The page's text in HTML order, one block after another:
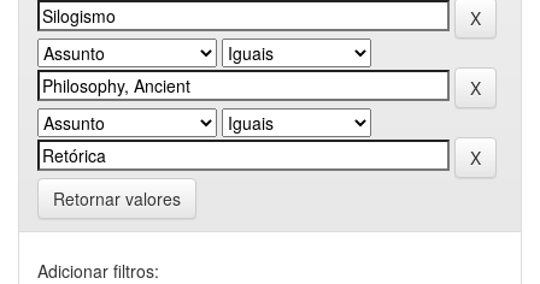
Retornar valores
Adicionar filtros: